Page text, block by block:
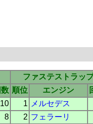
ファステストラッ
数 順位 エンジン
10 1 メルセデス
8 2 フェラーリ